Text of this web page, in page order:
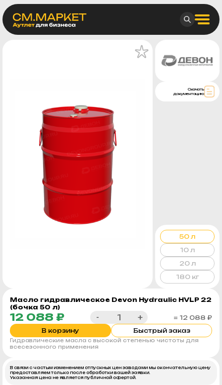
Масло гидравлическое Devon Hydraulic HVLP 22
(бочка 50 л)
12 088 ₽ - +
= 12 088 ₽
В корзину
Быстрый заказ
Гидравлические масла с высокой степенью чистоты для
всесезонного применения
Скачать
документацию
50 л
10 л
20 л
180 кг
В связи с частым изменением отпускных цен заводами мы окончательную цену
предоставляем только после обработки вашей заявки.
Указанная цена не является публичной офертой.